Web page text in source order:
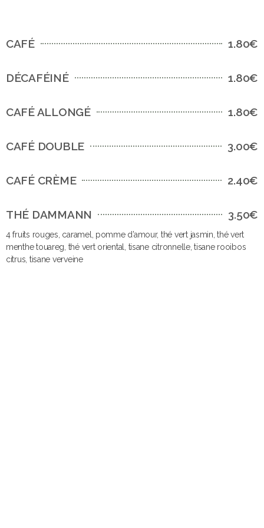
CAFÉ 1.80€
DÉCAFÉINÉ 1.80€
CAFÉ ALLONGÉ 1.80€
CAFÉ DOUBLE 3.00€
CAFÉ CRÈME 2.40€
THÉ DAMMANN 3.50€
4 fruits rouges, caramel, pomme d’amour, thé vert jasmin, thé vert
menthe touareg, thé vert oriental, tisane citronnelle, tisane rooibos
citrus, tisane verveine